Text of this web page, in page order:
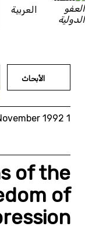
العربية
الأبحاث
1 November 1992
of the
of